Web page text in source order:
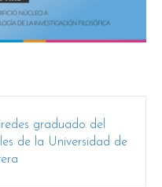
graduado del
de la Universidad de